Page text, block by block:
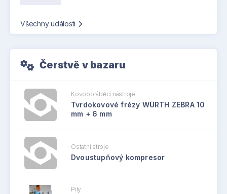
Všechny události
Čerstvě v bazaru
Kovoobráběcí nástroje
Tvrdokovové frézy WÜRTH ZEBRA 10
mm + 6 mm
Ostatní stroje
Dvoustupňový kompresor
Pily